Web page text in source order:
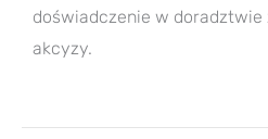
doświadczenie w doradztwie
akcyzy.